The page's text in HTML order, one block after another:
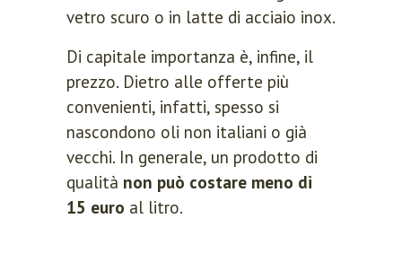
vetro scuro o in latte di acciaio inox.
Di capitale importanza è, infine, il
prezzo. Dietro alle offerte più
convenienti, infatti, spesso si
nascondono oli non italiani o già
vecchi. In generale, un prodotto di
qualità non può costare meno di
15 euro al litro.